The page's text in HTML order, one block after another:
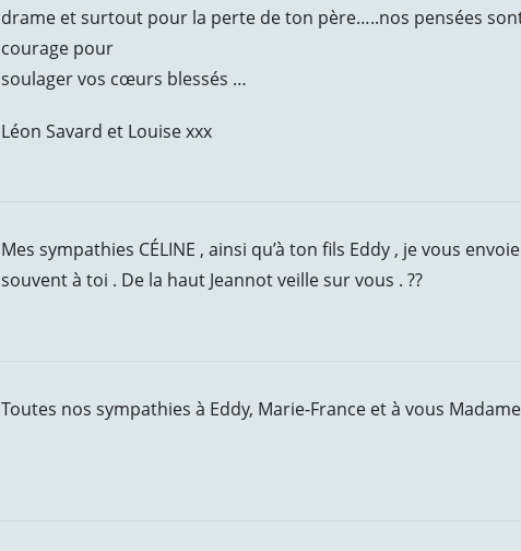
drame et surtout pour la perte de ton père…..nos pensées
courage pour
soulager vos cœurs blessés …
Léon Savard et Louise xxx
Mes sympathies CÉLINE , ainsi qu’à ton fils Eddy , je vous
souvent à toi . De la haut Jeannot veille sur vous . ??
Toutes nos sympathies à Eddy, Marie-France et à vous